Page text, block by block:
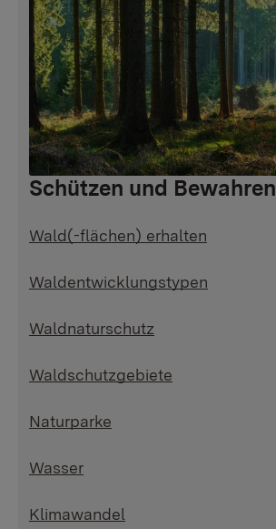
Schützen und Bewahren
Wald(-flächen) erhalten
Waldentwicklungstypen
Waldnaturschutz
Waldschutzgebiete
Naturparke
Wasser
Klimawandel